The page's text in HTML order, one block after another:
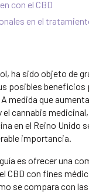
con el CBD
en el
ha sido objeto de
posibles beneficios
medida que
el cannabis
en el Reino Unido
importancia.
es ofrecer una
CBD con fines
se compara con